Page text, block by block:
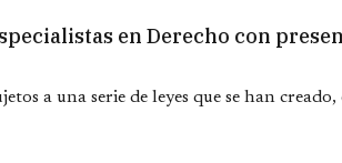
en Derecho con
a una serie de leyes que se han creado,